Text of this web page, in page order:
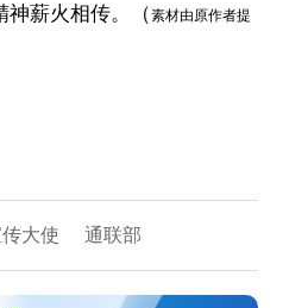
神薪火相传。（素材由原作者提
大使 通联部